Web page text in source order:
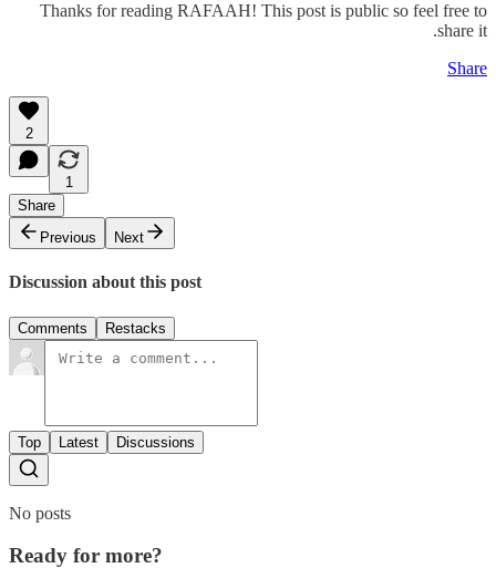
Thanks for reading RAFAAH! This post is public so feel free to
share it.
Share
2
1
Share
Previous
Next
Discussion about this post
Comments Restacks
Top Latest Discussions
No posts
Ready for more?